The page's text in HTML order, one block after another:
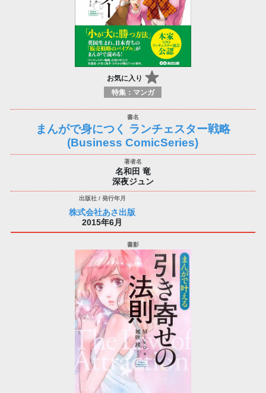
お気に入り
特集：マンガ
まんがで身につく ランチェスター戦略
(Business ComicSeries)
名和田 竜
深夜ジュン
株式会社あさ出版
2015年6月